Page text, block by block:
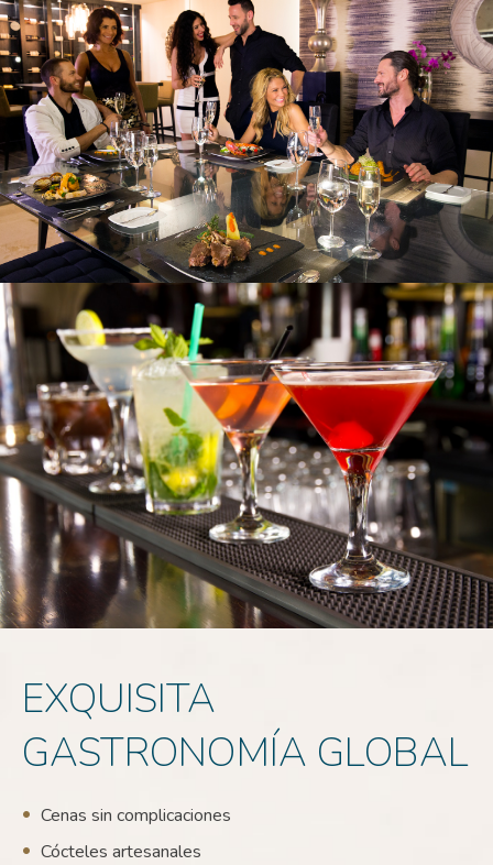
EXQUISITA
GASTRONOMÍA GLOBAL
Cenas sin complicaciones
Cócteles artesanales